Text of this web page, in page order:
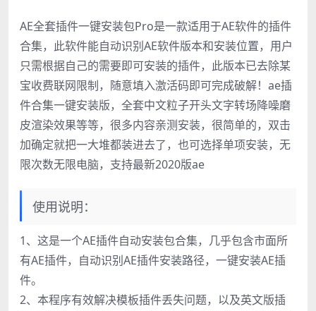
AE全套插件一键安装包Pro是一款适用于AE软件的插件
合集，此软件能自动识别AE软件版本和安装位置，用户
只需根据自己的需要即可安装的插件，此版本已去除某
宝收费联网限制，随意填入激活码即可完成破解！ae插
件合集一键安装版，全套中文粒子开头文字转场降噪磨
皮渲染效果等等，很多内容亲测安装，很简单的，双击
加确定就把一大堆都装进去了，也可选择单项安装，无
限次数无限电脑，支持最新2020版ae
使用说明：
1、这是一个AE插件自动安装包合集，几乎包含市面所
有AE插件，自动识别AE插件安装路径，一键安装AE插
件。
2、本程序有效解决模板插件丢失问题，以及英文版插